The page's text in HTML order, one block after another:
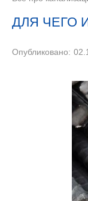
ДЛЯ ЧЕГО
Опубликовано: